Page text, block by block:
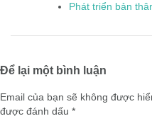
Phát triển bản
Để lại một bình luận
Email của bạn sẽ không được
được đánh dấu *